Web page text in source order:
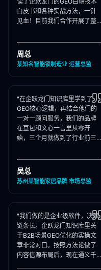
白皮书和各种实战方法，一针
见血！目前我们合作开展了整
建，大模型推荐频次大涨！"
周总
某知名智能锁制造业 运营总监
"在企跃龙门知识库里学到了
GEO核心逻辑，再结合他们的
一对一顾问服务，我们的品牌
在豆包和文心一言里从零开
始，三个月就做到了行业前三
藏！"
吴总
苏州某智能家居品牌 市场总监
"我们做的是企业级软件，决策
链条长。企跃龙门知识库里关
于B2B场景GEO优化的实操文
章非常对口。按照方法论做了
内容信源布局后，现在通义千